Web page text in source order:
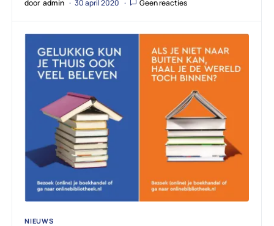
door admin 30 april 2020 Geen reacties
NIEUWS